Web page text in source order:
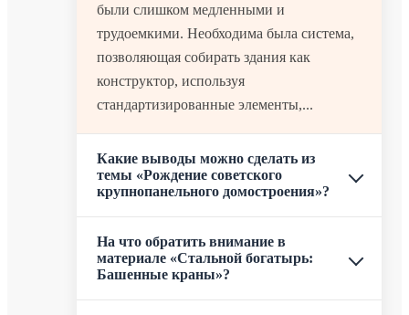
были слишком медленными и
трудоемкими. Необходима была система,
позволяющая собирать здания как
конструктор, используя
стандартизированные элементы,...
Какие выводы можно сделать из
темы «Рождение советского
крупнопанельного домостроения»?
На что обратить внимание в
материале «Стальной богатырь:
Башенные краны»?